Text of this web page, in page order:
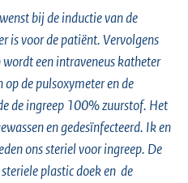
bij de inductie van de
is voor de patiënt. Vervolgens
een intraveneus katheter
de pulsoxymeter en de
de ingreep 100% zuurstof. Het
en gedesïnfecteerd. Ik en
ons steriel voor ingreep. De
plastic doek en de